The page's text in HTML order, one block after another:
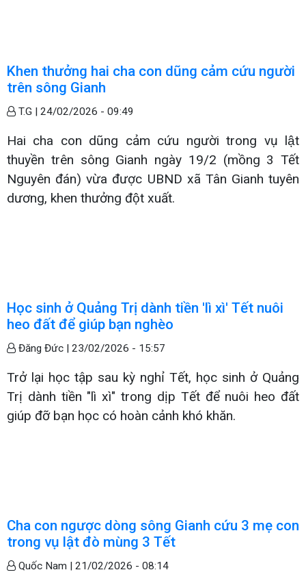
Khen thưởng hai cha con dũng cảm cứu người
trên sông Gianh
T.G | 24/02/2026 - 09:49
Hai cha con dũng cảm cứu người trong vụ lật
thuyền trên sông Gianh ngày 19/2 (mồng 3 Tết
Nguyên đán) vừa được UBND xã Tân Gianh tuyên
dương, khen thưởng đột xuất.
Học sinh ở Quảng Trị dành tiền 'lì xì' Tết nuôi
heo đất để giúp bạn nghèo
Đăng Đức | 23/02/2026 - 15:57
Trở lại học tập sau kỳ nghỉ Tết, học sinh ở Quảng
Trị dành tiền "lì xì" trong dịp Tết để nuôi heo đất
giúp đỡ bạn học có hoàn cảnh khó khăn.
Cha con ngược dòng sông Gianh cứu 3 mẹ con
trong vụ lật đò mùng 3 Tết
Quốc Nam | 21/02/2026 - 08:14